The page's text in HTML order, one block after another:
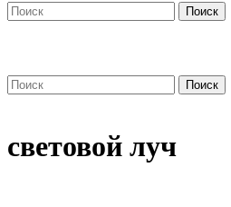
Поиск
Поиск
световой луч